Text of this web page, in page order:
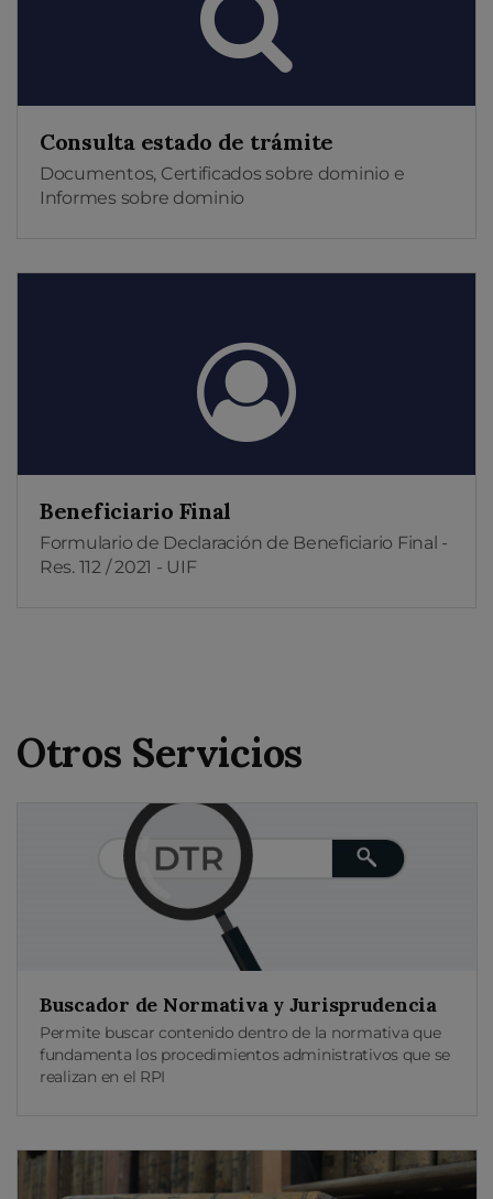
Consulta estado de trámite
Documentos, Certificados sobre dominio e
Informes sobre dominio
Beneficiario Final
Formulario de Declaración de Beneficiario Final -
Res. 112 / 2021 - UIF
Otros Servicios
Buscador de Normativa y Jurisprudencia
Permite buscar contenido dentro de la normativa que
fundamenta los procedimientos administrativos que se
realizan en el RPI